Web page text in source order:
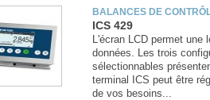
BALANCES DE
ICS 429
L'écran LCD permet une
données. Les trois
sélectionnables
terminal ICS peut être
de vos besoins...